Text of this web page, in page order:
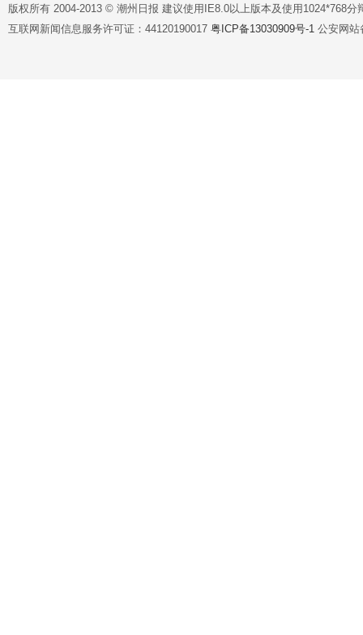
版权所有 2004-2013 © 潮州日报 建议使用IE8.0以上版本及使用1024*768分
互联网新闻信息服务许可证：44120190017 粤ICP备13030909号-1 公安网站